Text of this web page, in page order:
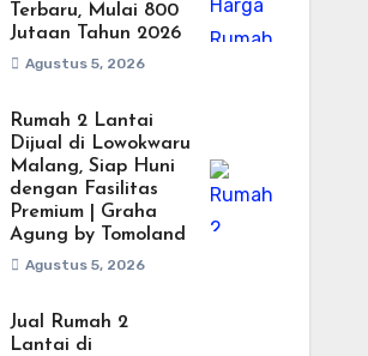
Terbaru, Mulai 800
Jutaan Tahun 2026
Agustus 5, 2026
Rumah 2 Lantai
Dijual di Lowokwaru
Malang, Siap Huni
dengan Fasilitas
Premium | Graha
Agung by Tomoland
Agustus 5, 2026
Jual Rumah 2
Lantai di